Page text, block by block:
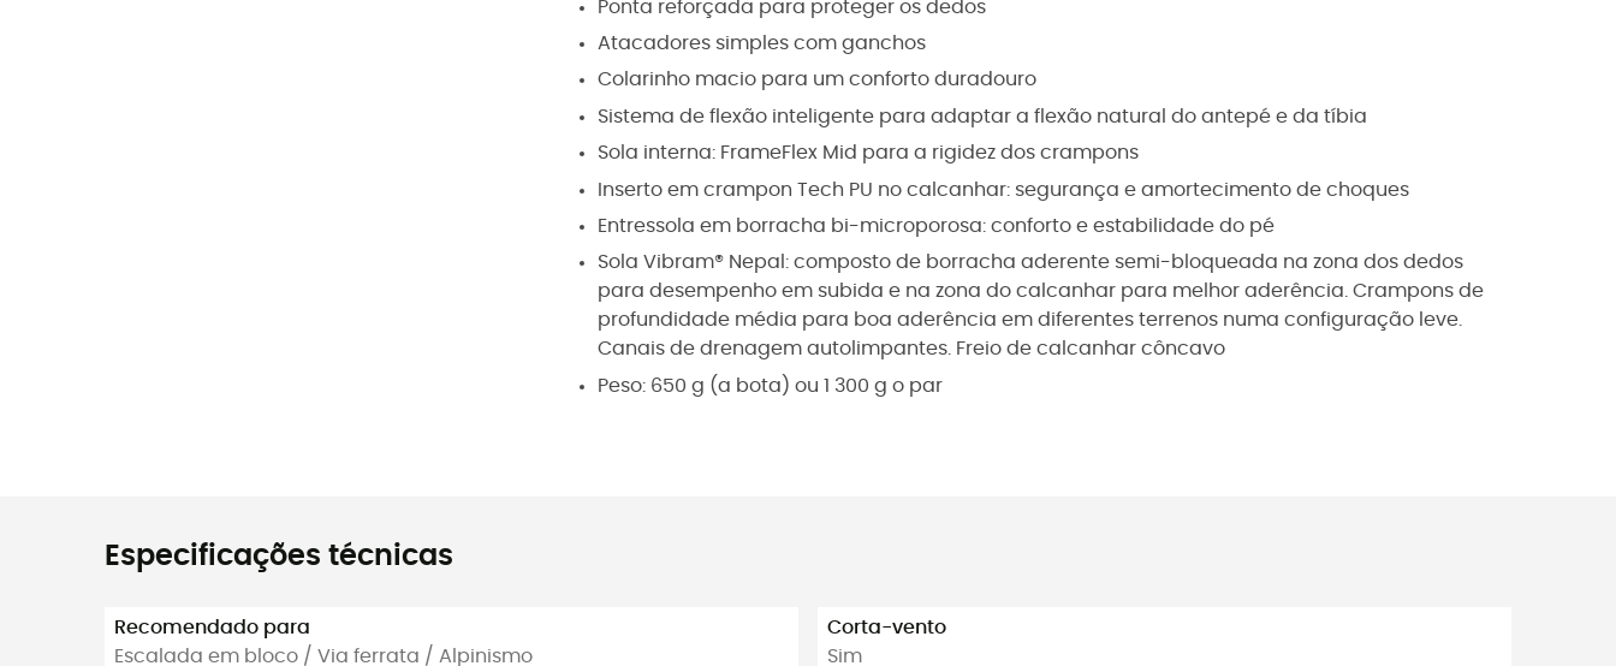
Ponta reforçada para proteger os dedos
Atacadores simples com ganchos
Colarinho macio para um conforto duradouro
Sistema de flexão inteligente para adaptar a flexão natural do antepé e da tíbia
Sola interna: FrameFlex Mid para a rigidez dos crampons
Inserto em crampon Tech PU no calcanhar: segurança e amortecimento de choques
Entressola em borracha bi-microporosa: conforto e estabilidade do pé
Sola Vibram® Nepal: composto de borracha aderente semi-bloqueada na zona dos dedos
para desempenho em subida e na zona do calcanhar para melhor aderência. Crampons de
profundidade média para boa aderência em diferentes terrenos numa configuração leve.
Canais de drenagem autolimpantes. Freio de calcanhar côncavo
Peso: 650 g (a bota) ou 1 300 g o par
Especificações técnicas
Recomendado para
Escalada em bloco / Via ferrata / Alpinismo
Corta-vento
Sim